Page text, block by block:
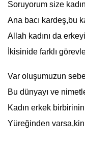
Soruyorum size kadın
Ana bacı kardeş,bu
Allah kadını da
İkisinide farklı
Var oluşumuzun
Bu dünyayı ve
Kadın erkek
Yüreğinden